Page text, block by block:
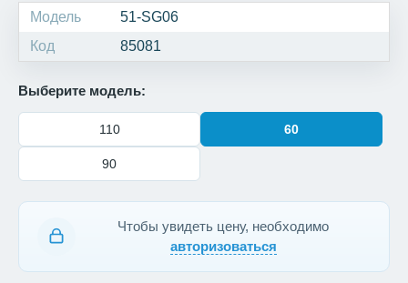
Модель
51-SG06
Код
85081
Выберите модель:
110 60
90
Чтобы увидеть цену, необходимо
авторизоваться